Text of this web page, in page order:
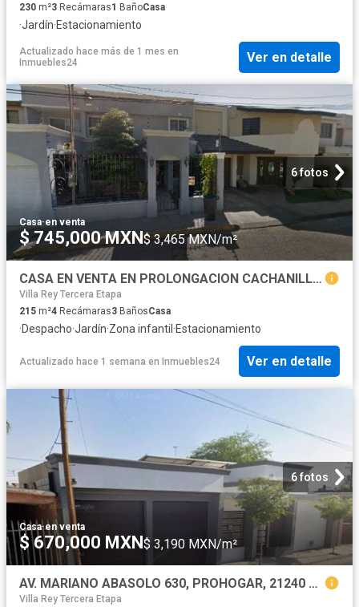
230 m²3 Recámaras1 BañoCasa
·Jardín·Estacionamiento
Actualizado hace más de 1 mes en
Inmuebles24
Ver en detalle
6 fotos
Casa·en venta
$ 745,000 MXN$ 3,465 MXN/m²
CASA EN VENTA EN PROLONGACION CACHANILLA MEXICALI BAJA CALIFORNIA
Villa Rey Tercera Etapa
215 m²4 Recámaras3 BañosCasa
·Despacho·Jardín·Zona infantil ·Estacionamiento
Actualizado hace 1 semana en Inmuebles24 Ver en detalle
6 fotos
Casa·en venta
$ 670,000 MXN$ 3,190 MXN/m²
AV. MARIANO ABASOLO 630, PROHOGAR, 21240 MEXICALI, B.C
Villa Rey Tercera Etapa